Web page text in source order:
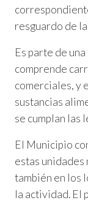
resguardo de
Es parte de
comprende
comerciales, y
sustancias
se cumplan las
El Municipio
estas unidades
también en los
la actividad. El